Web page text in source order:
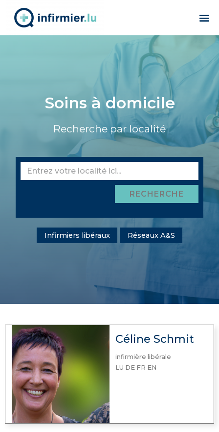
Soins à domicile
Recherche par localité
RECHERCHE
Infirmiers libéraux Réseaux A&S
Céline Schmit
infirmière libérale
LU DE FR EN